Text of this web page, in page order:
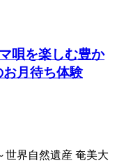
唄を楽しむ豊か
お月待ち体験
世界自然遺産 奄美大